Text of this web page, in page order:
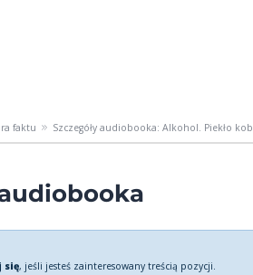
faktu Szczegóły audiobooka: Alkohol. Piekło
się, jeśli jesteś zainteresowany treścią pozycji.